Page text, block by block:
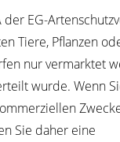
der EG-
Tiere, Pflanzen
nur vermarktet
wurde. Wenn
Sie daher eine